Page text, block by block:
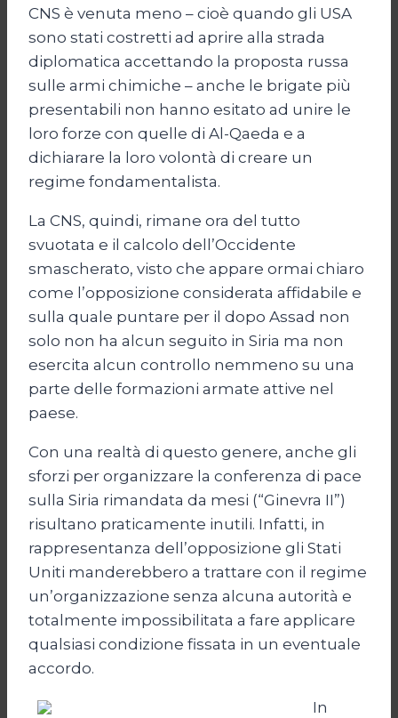
CNS è venuta meno – cioè quando gli USA
sono stati costretti ad aprire alla strada
diplomatica accettando la proposta russa
sulle armi chimiche – anche le brigate più
presentabili non hanno esitato ad unire le
loro forze con quelle di Al-Qaeda e a
dichiarare la loro volontà di creare un
regime fondamentalista.
La CNS, quindi, rimane ora del tutto
svuotata e il calcolo dell’Occidente
smascherato, visto che appare ormai chiaro
come l’opposizione considerata affidabile e
sulla quale puntare per il dopo Assad non
solo non ha alcun seguito in Siria ma non
esercita alcun controllo nemmeno su una
parte delle formazioni armate attive nel
paese.
Con una realtà di questo genere, anche gli
sforzi per organizzare la conferenza di pace
sulla Siria rimandata da mesi (“Ginevra II”)
risultano praticamente inutili. Infatti, in
rappresentanza dell’opposizione gli Stati
Uniti manderebbero a trattare con il regime
un’organizzazione senza alcuna autorità e
totalmente impossibilitata a fare applicare
qualsiasi condizione fissata in un eventuale
accordo.
In